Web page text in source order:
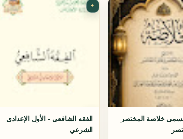
خلاصة المختصر
✦
الفقه الشافعي - الأول الإعدادي
الشرعي